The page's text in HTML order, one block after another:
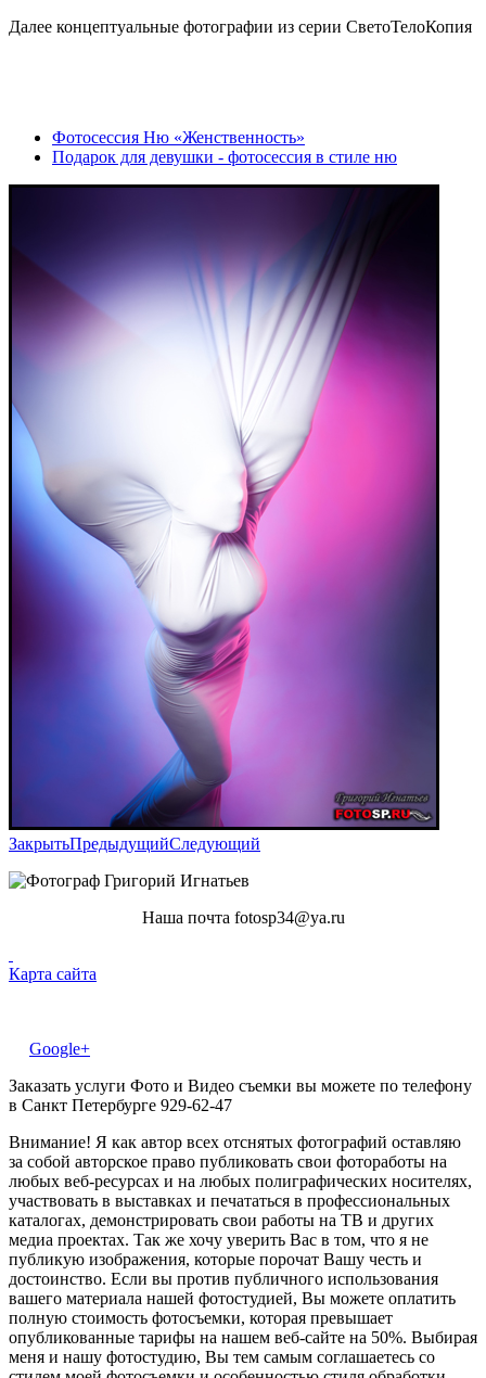
Далее концептуальные фотографии из серии СветоТелоКопия
Фотосессия Ню «Женственность»
Подарок для девушки - фотосессия в стиле ню
ЗакрытьПредыдущийСледующий
Наша почта fotosp34@ya.ru
Карта сайта
Google+
Заказать услуги Фото и Видео съемки вы можете по телефону
в Санкт Петербурге 929-62-47
Внимание! Я как автор всех отснятых фотографий оставляю
за собой авторское право публиковать свои фотоработы на
любых веб-ресурсах и на любых полиграфических носителях,
участвовать в выставках и печататься в профессиональных
каталогах, демонстрировать свои работы на ТВ и других
медиа проектах. Так же хочу уверить Вас в том, что я не
публикую изображения, которые порочат Вашу честь и
достоинство. Если вы против публичного использования
вашего материала нашей фотостудией, Вы можете оплатить
полную стоимость фотосъемки, которая превышает
опубликованные тарифы на нашем веб-сайте на 50%. Выбирая
меня и нашу фотостудию, Вы тем самым соглашаетесь со